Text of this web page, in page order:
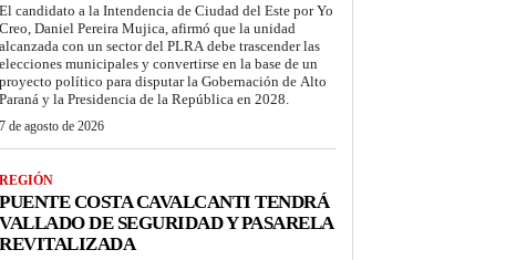
El candidato a la Intendencia de Ciudad del Este por Yo
Creo, Daniel Pereira Mujica, afirmó que la unidad
alcanzada con un sector del PLRA debe trascender las
elecciones municipales y convertirse en la base de un
proyecto político para disputar la Gobernación de Alto
Paraná y la Presidencia de la República en 2028.
7 de agosto de 2026
REGIÓN
PUENTE COSTA CAVALCANTI TENDRÁ
VALLADO DE SEGURIDAD Y PASARELA
REVITALIZADA